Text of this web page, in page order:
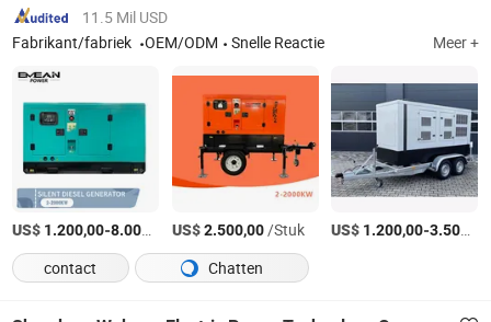
11.5 Mil USD
Fabrikant/fabriek
OEM/ODM Snelle Reactie Meer +
US$ 1.200,00-8.000,00 /Stuk
US$2.500,00/Stuk US$ 1.200,00-3.500,00
contact
Chatten